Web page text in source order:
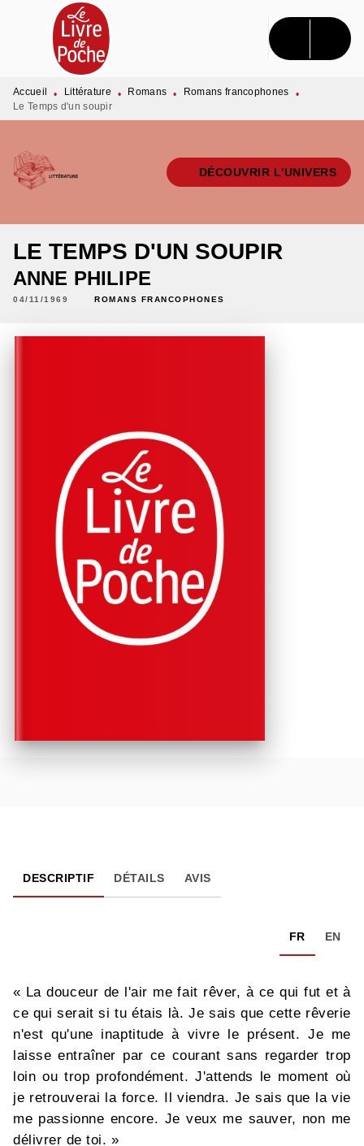
MENU RECHERCHE CONTENU
PIED DE PAGE
Accueil • Littérature • Romans • Romans francophones
•
Le Temps d'un soupir
DÉCOUVRIR L'UNIVERS
LE TEMPS D'UN SOUPIR
ANNE PHILIPE
04/11/1969 ROMANS FRANCOPHONES
DESCRIPTIF DÉTAILS AVIS
FR EN
« La douceur de l'air me fait rêver, à ce qui fut et à
ce qui serait si tu étais là. Je sais que cette rêverie
n'est qu'une inaptitude à vivre le présent. Je me
laisse entraîner par ce courant sans regarder trop
loin ou trop profondément. J'attends le moment où
je retrouverai la force. Il viendra. Je sais que la vie
me passionne encore. Je veux me sauver, non me
délivrer de toi. »